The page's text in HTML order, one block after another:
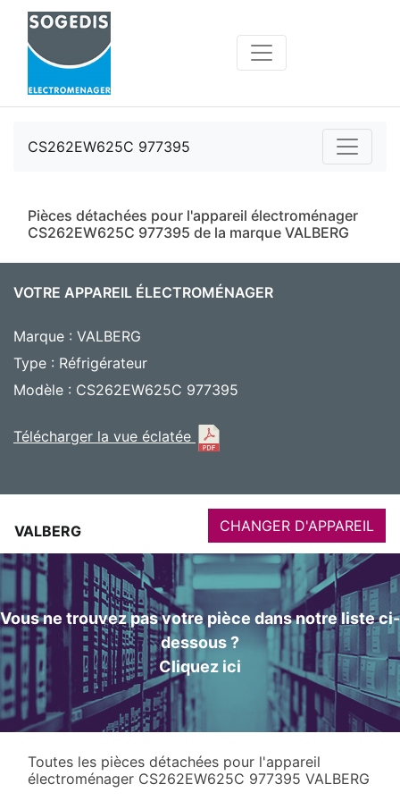
CS262EW625C 977395
Pièces détachées pour l'appareil électroménager
CS262EW625C 977395 de la marque VALBERG
VOTRE APPAREIL ÉLECTROMÉNAGER
Marque : VALBERG
Type : Réfrigérateur
Modèle : CS262EW625C 977395
Télécharger la vue éclatée
VALBERG CHANGER D'APPAREIL
Vous ne trouvez pas votre pièce dans notre liste ci-
dessous ?
Cliquez ici
Toutes les pièces détachées pour l'appareil
électroménager CS262EW625C 977395 VALBERG